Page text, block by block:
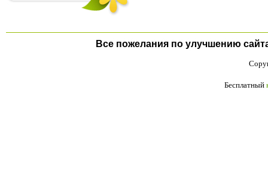
Все пожелания по улучшению
Бесплатный